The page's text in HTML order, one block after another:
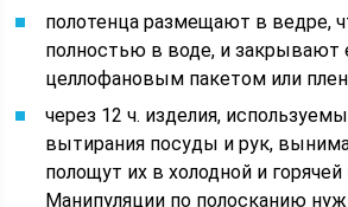
полотенца размещают в ведре,
полностью в воде, и закрывают
целлофановым пакетом или
через 12 ч. изделия,
вытирания посуды и рук,
полощут их в холодной и горячей
Манипуляции по полосканию